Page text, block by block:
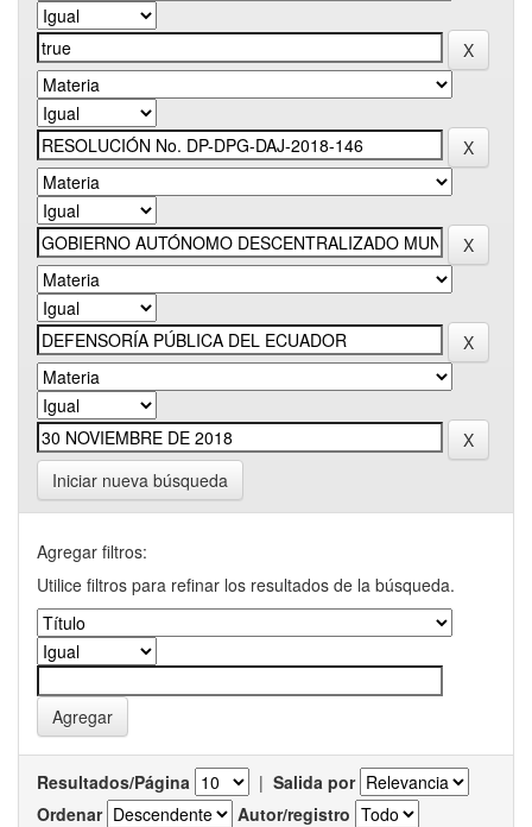
Iniciar nueva búsqueda
Agregar filtros:
Utilice filtros para refinar los resultados de la búsqueda.
Resultados/Página | Salida por
Ordenar
Autor/registro